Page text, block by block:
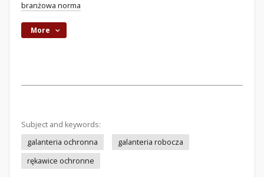
branżowa norma
More
Subject and keywords:
galanteria ochronna
galanteria robocza
rękawice ochronne